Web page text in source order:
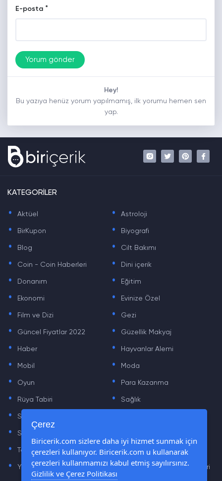
E-posta *
Hey!
Bu yazıya henüz yorum yapılmamış, ilk yorumu hemen sen
yap.
KATEGORİLER
. Aktüel . Astroloji
. BirKupon . Biyografi
. Blog . Cilt Bakımı
. Coin - Coin Haberleri . Dini içerik
. Donanım . Eğitim
. Ekonomi . Evinize Özel
. Film ve Dizi . Gezi
. Güncel Fiyatlar 2022 . Güzellik Makyaj
. Haber . Hayvanlar Alemi
. Mobil . Moda
. Oyun . Para Kazanma
. Rüya Tabiri . Sağlık
. Sinema .
. Sözler
. Teknoloji Haberleri . Yaşam
. Yazılım Haberleri . Yiyecek Önerileri ve Tarifleri
Çerez
Biricerik.com sizlere daha iyi hizmet sunmak için
çerezleri kullanıyor. Biricerik.com u kullanarak
çerezleri kullanmamızı kabul etmiş sayılırsınız.
Gizlilik ve Çerez Politikası